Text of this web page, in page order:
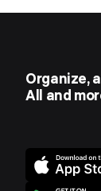
Organize,
All and